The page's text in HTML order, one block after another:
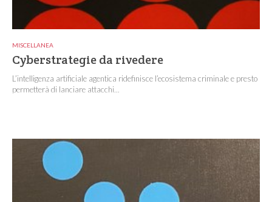
MISCELLANEA
Cyberstrategie da rivedere
L’intelligenza artificiale agentica ridefinisce l’ecosistema criminale e presto
permetterà di lanciare attacchi...